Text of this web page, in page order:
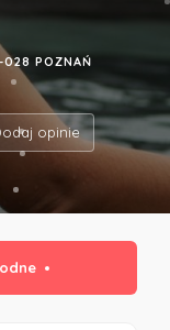
028 POZNAŃ
opinie